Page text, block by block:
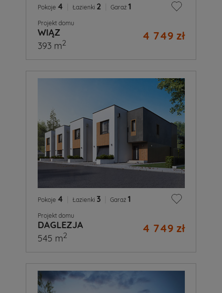
Pokoje 4 Łazienki 2 Garaż 1
Projekt domu
WIĄZ 4 749 zł
393 m2
Pokoje 4 Łazienki 3 Garaż 1
Projekt domu
DAGLEZJA 4 749 zł
545 m2